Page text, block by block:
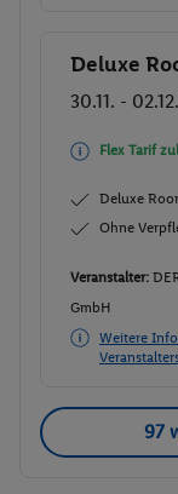
Buchen
Deluxe
30.11. -
Flex Tarif
Deluxe
Ohne
Veranstalter:
GmbH
Weitere
97